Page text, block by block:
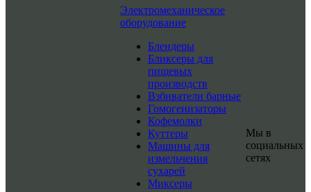
Электромеханическое
оборудование
Блендеры
Бликсеры для
пищевых
производств
Взбиватели барные
Гомогенизаторы
Кофемолки
Куттеры
Машины для
измельчения
сухарей
Миксеры
Мы в
социальных
сетях